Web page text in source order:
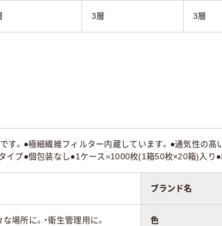
3層 3層
す。●極細繊維フィルター内蔵しています。●通気性の
イプ●個包装なし●1ケース=1000枚(1箱50枚×20箱)入り
ブランド名
場所に。・衛生管理用に。 色